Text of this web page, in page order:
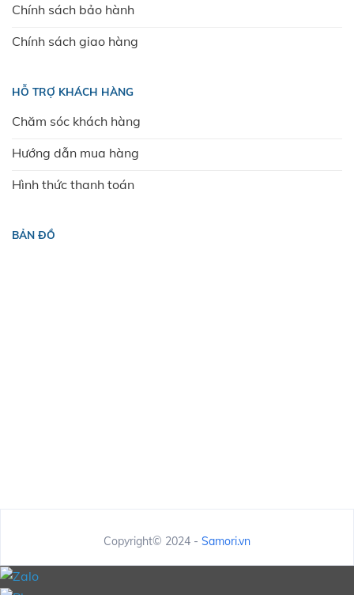
Chính sách bảo hành
Chính sách giao hàng
HỖ TRỢ KHÁCH HÀNG
Chăm sóc khách hàng
Hướng dẫn mua hàng
Hình thức thanh toán
BẢN ĐỒ
Copyright© 2024 - Samori.vn